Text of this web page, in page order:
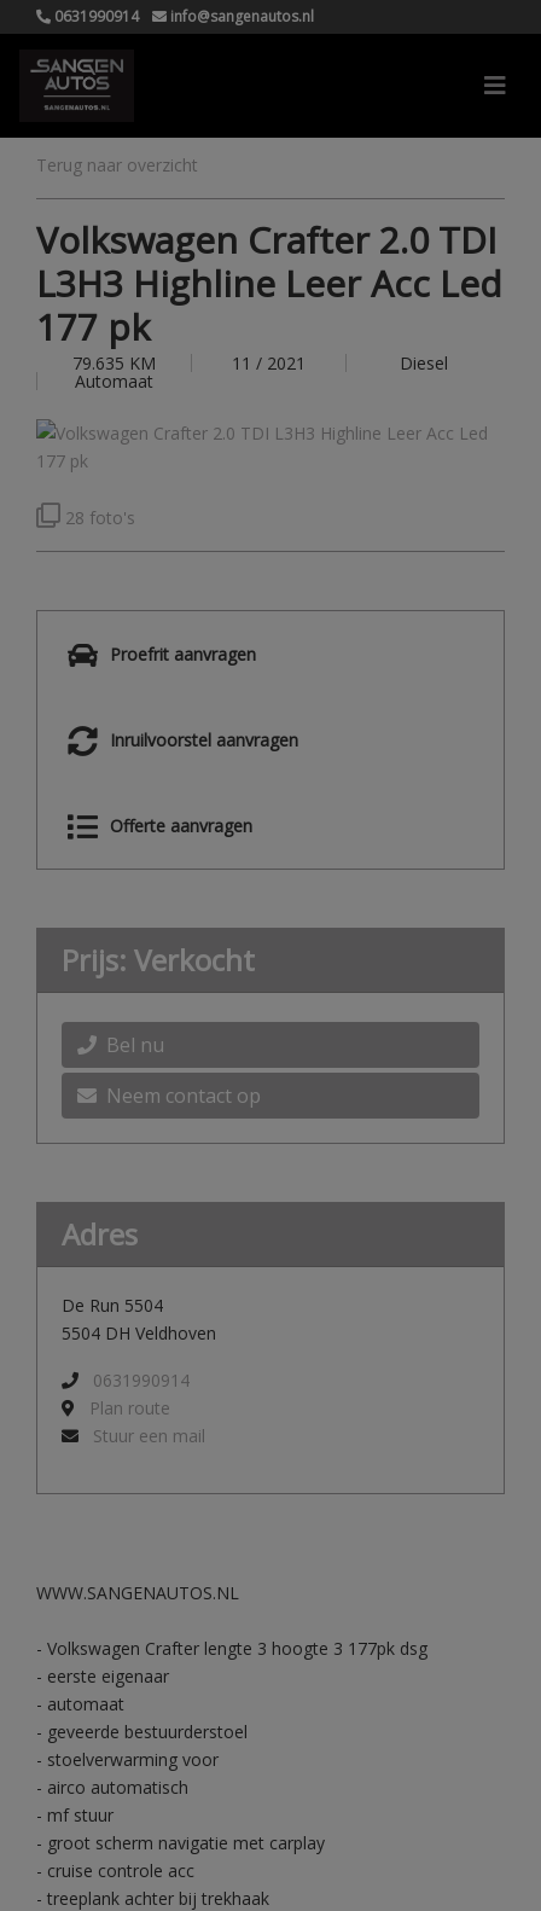
0631990914 info@sangenautos.nl
Terug naar overzicht
Volkswagen Crafter 2.0 TDI
L3H3 Highline Leer Acc Led
177 pk
79.635 KM 11 / 2021 Diesel
Automaat
28 foto's
Proefrit aanvragen
Inruilvoorstel aanvragen
Offerte aanvragen
WWW.SANGENAUTOS.NL
- Volkswagen Crafter lengte 3 hoogte 3 177pk dsg
- eerste eigenaar
- automaat
- geveerde bestuurderstoel
- stoelverwarming voor
- airco automatisch
- mf stuur
- groot scherm navigatie met carplay
- cruise controle acc
- treeplank achter bij trekhaak
Prijs: Verkocht
Bel nu
Neem contact op
Adres
De Run 5504
5504 DH Veldhoven
0631990914
Plan route
Stuur een mail